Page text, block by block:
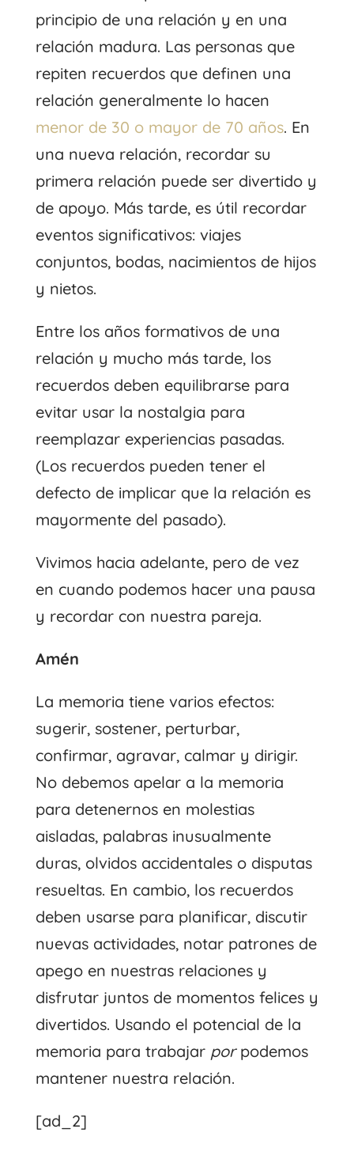
principio de una relación y en una
relación madura. Las personas que
repiten recuerdos que definen una
relación generalmente lo hacen
menor de 30 o mayor de 70 años. En
una nueva relación, recordar su
primera relación puede ser divertido y
de apoyo. Más tarde, es útil recordar
eventos significativos: viajes
conjuntos, bodas, nacimientos de hijos
y nietos.
Entre los años formativos de una
relación y mucho más tarde, los
recuerdos deben equilibrarse para
evitar usar la nostalgia para
reemplazar experiencias pasadas.
(Los recuerdos pueden tener el
defecto de implicar que la relación es
mayormente del pasado).
Vivimos hacia adelante, pero de vez
en cuando podemos hacer una pausa
y recordar con nuestra pareja.
Amén
La memoria tiene varios efectos:
sugerir, sostener, perturbar,
confirmar, agravar, calmar y dirigir.
No debemos apelar a la memoria
para detenernos en molestias
aisladas, palabras inusualmente
duras, olvidos accidentales o disputas
resueltas. En cambio, los recuerdos
deben usarse para planificar, discutir
nuevas actividades, notar patrones de
apego en nuestras relaciones y
disfrutar juntos de momentos felices y
divertidos. Usando el potencial de la
memoria para trabajar porpodemos
mantener nuestra relación.
[ad_2]